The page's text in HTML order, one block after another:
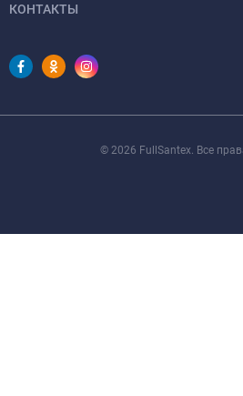
КОНТАКТЫ
© 2026 FullSantex. Все